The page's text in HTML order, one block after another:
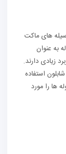
های ماکت
به عنوان
زیادی دارند.
استفاده
‌ها را مورد